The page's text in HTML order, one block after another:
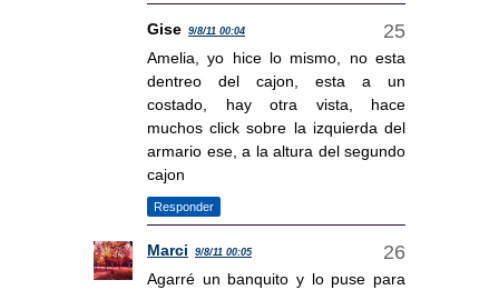
Gise 9/8/11 00:04
Amelia, yo hice lo mismo, no esta
dentreo del cajon, esta a un
costado, hay otra vista, hace
muchos click sobre la izquierda del
armario ese, a la altura del segundo
cajon
Responder
Marci 9/8/11 00:05
Agarré un banquito y lo puse para